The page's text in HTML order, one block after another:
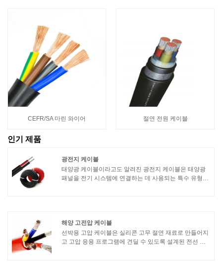
CEFR/SA 마린 와이어 절연 전원 케이블
인기 제품
광전지 케이블
태양광 케이블이라고도 알려진 광전지 케이블은 태양광
패널을 전기 시스템에 연결하는 데 사용되는 특수 유형의
해양 고전압 케이블
선박용 고압 케이블은 실리콘 고무 절연 재료로 만들어지
고 고압 응용 프로그램에 견딜 수 있도록 설계된 전선 유